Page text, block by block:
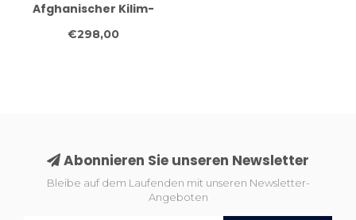
Afghanischer Kilim-
Teppich – 240x78 cm –
€298,00
Abonnieren Sie unseren Newsletter
Bleibe auf dem Laufenden mit unseren Newsletter-
Angeboten